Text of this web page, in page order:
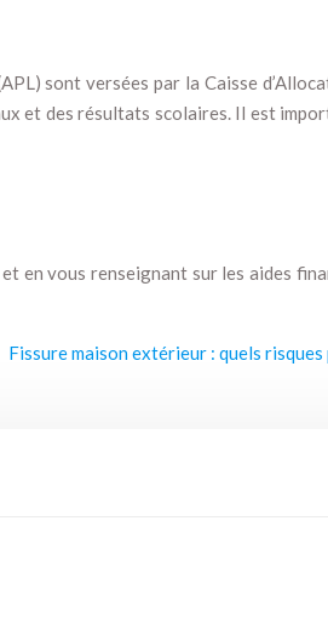
sont versées par la Caisse
et des résultats scolaires. Il est
en vous renseignant sur les aides
Fissure maison extérieur : quels